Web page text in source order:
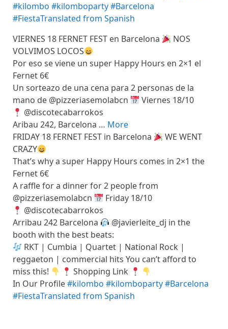
#kilombo #kilomboparty#Barcelona
#FiestaTranslated from Spanish
VIERNES 18 FERNET FEST en Barcelona
NOS
VOLVIMOS LOCOS
Por eso se viene un super Happy Hours en 2×1 el
Fernet 6€
Un sorteazo de una cena para 2 personas de la
mano de @pizzeriasemolabcn
Viernes 18/10
@discotecabarrokos
Aribau 242, Barcelona … More
FRIDAY 18 FERNET FEST in Barcelona
WE WENT
CRAZY
That’s why a super Happy Hours comes in 2×1 the
Fernet 6€
A raffle for a dinner for 2 people from
@pizzeriasemolabcn
Friday 18/10
@discotecabarrokos
Arribau 242 Barcelona
@javierleite_dj in the
booth with the best beats:
RKT | Cumbia | Quartet | National Rock |
reggaeton | commercial hits You can’t afford to
miss this!
Shopping Link
In Our Profile#kilombo #kilomboparty#Barcelona
#FiestaTranslated from Spanish